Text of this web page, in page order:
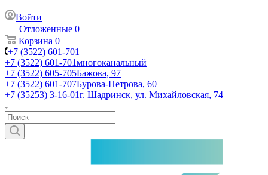
Войти
Отложенные 0
Корзина 0
+7 (3522) 601-701
+7 (3522) 601-701многоканальный
+7 (3522) 605-705Бажова, 97
+7 (3522) 601-707Бурова-Петрова, 60
+7 (35253) 3-16-01г. Шадринск, ул. Михайловская, 74